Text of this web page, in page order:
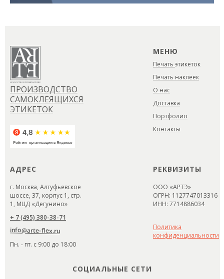
МЕНЮ
Политика
конфиденциальности
ООО «АРТЭ»
ОГРН: 1127747013316
ИНН: 7714886034
г. Москва, Алтуфьевское
шоссе, 37, корпус 1, стр.
1, МЦД «Дегунино»
info@arte-flex.ru
+ 7 (495) 380-38-71
Пн. - пт. с 9:00 до 18:00
ПРОИЗВОДСТВО
САМОКЛЕЯЩИХСЯ
ЭТИКЕТОК
АДРЕС РЕКВИЗИТЫ
СОЦИАЛЬНЫЕ СЕТИ
Печать наклеек
О нас
Доставка
Портфолио
Контакты
Печать этикеток